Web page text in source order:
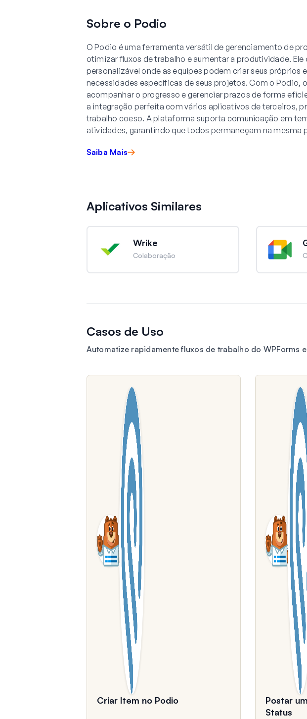
Sobre o Podio
O Podio é uma ferramenta versátil de gerenciamento de
otimizar fluxos de trabalho e aumentar a produtividade.
personalizável onde as equipes podem criar seus próprios
necessidades específicas de seus projetos. Com o Podio,
acompanhar o progresso e gerenciar prazos de forma
a integração perfeita com vários aplicativos de terceiros,
trabalho coeso. A plataforma suporta comunicação em
atividades, garantindo que todos permaneçam na mesma
Saiba Mais
Aplicativos Similares
Wrike
Colaboração
Casos de Uso
Automatize rapidamente fluxos de trabalho do WPForms
Criar Item no Podio
Postar
Status